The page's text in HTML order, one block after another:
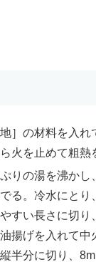
］の材料を入れ
火を止めて粗熱
りの湯を沸かし
る。冷水にとり
すい長さに切り
揚げを入れて中
半分に切り、